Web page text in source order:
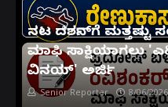
ನಟ ದರ್ಶನ್‌ಗೆ ಮತ್ತಷ್ಟು
ಮಾಫಿ ಸಾಕ್ಷಿಯಾಗಲು
ವಿನಯ್' ಅರ್ಜಿ!
Senior Reporter 8/06/